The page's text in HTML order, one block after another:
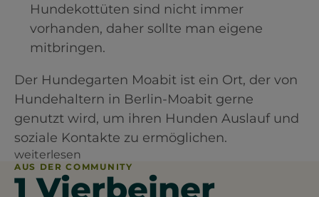
Hundekottüten sind nicht immer
vorhanden, daher sollte man eigene
mitbringen.
Der Hundegarten Moabit ist ein Ort, der von
Hundehaltern in Berlin-Moabit gerne
genutzt wird, um ihren Hunden Auslauf und
soziale Kontakte zu ermöglichen.
weiterlesen
AUS DER COMMUNITY
1 Vierbeiner